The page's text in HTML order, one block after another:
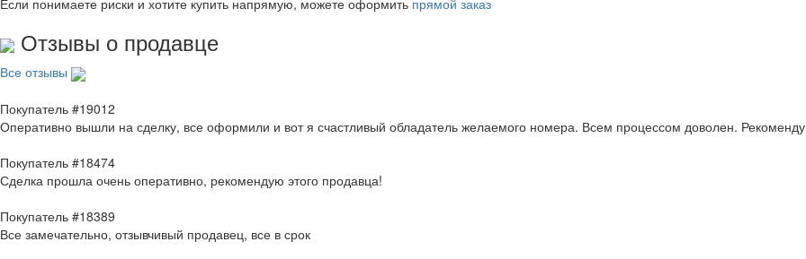
Если понимаете риски и хотите купить напрямую, можете оформить прямой заказ
Отзывы о продавце
Все отзывы
Покупатель #19012
Оперативно вышли на сделку, все оформили и вот я счастливый обладатель желаемого номера. Всем процессом доволен.
Покупатель #18474
Сделка прошла очень оперативно, рекомендую этого продавца!
Покупатель #18389
Все замечательно, отзывчивый продавец, все в срок